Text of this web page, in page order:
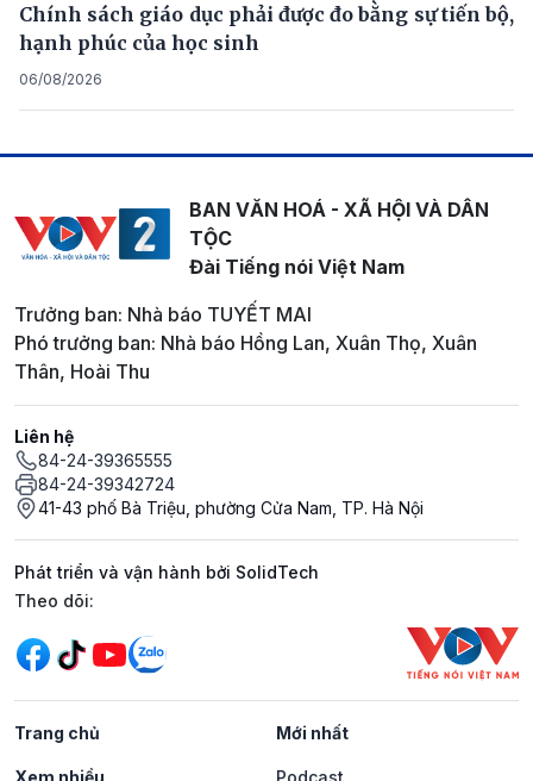
Chính sách giáo dục phải được đo bằng sự tiến bộ,
hạnh phúc của học sinh
06/08/2026
BAN VĂN HOÁ - XÃ HỘI VÀ DÂN
TỘC
Đài Tiếng nói Việt Nam
Trưởng ban: Nhà báo TUYẾT MAI
Phó trưởng ban: Nhà báo Hồng Lan, Xuân Thọ, Xuân
Thân, Hoài Thu
Liên hệ
84-24-39365555
84-24-39342724
41-43 phố Bà Triệu, phường Cửa Nam, TP. Hà Nội
Phát triển và vận hành bởi SolidTech
Mạng xã hội
Theo dõi:
Trang chủ Mới nhất